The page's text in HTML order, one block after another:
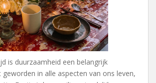
is duurzaamheid een belangrijk
geworden in alle aspecten van ons leven,